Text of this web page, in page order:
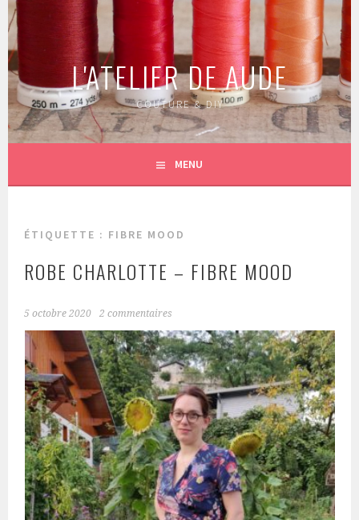
Aller
au
contenu
principal
L'ATELIER DE AUDE
COUTURE & DIY
MENU
ÉTIQUETTE : FIBRE MOOD
ROBE CHARLOTTE – FIBRE MOOD
5 octobre 2020 2 commentaires